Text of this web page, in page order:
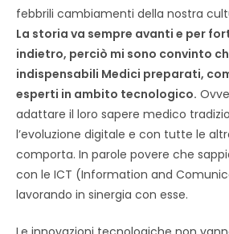
febbrili cambiamenti della nostra
La storia va sempre avanti e per
indietro, perciò mi sono convinto
indispensabili Medici preparati,
esperti in ambito tecnologico.
adattare il loro sapere medico
l’evoluzione digitale e con tutte le
comporta. In parole povere che
con le ICT (Information and
lavorando in sinergia con esse.